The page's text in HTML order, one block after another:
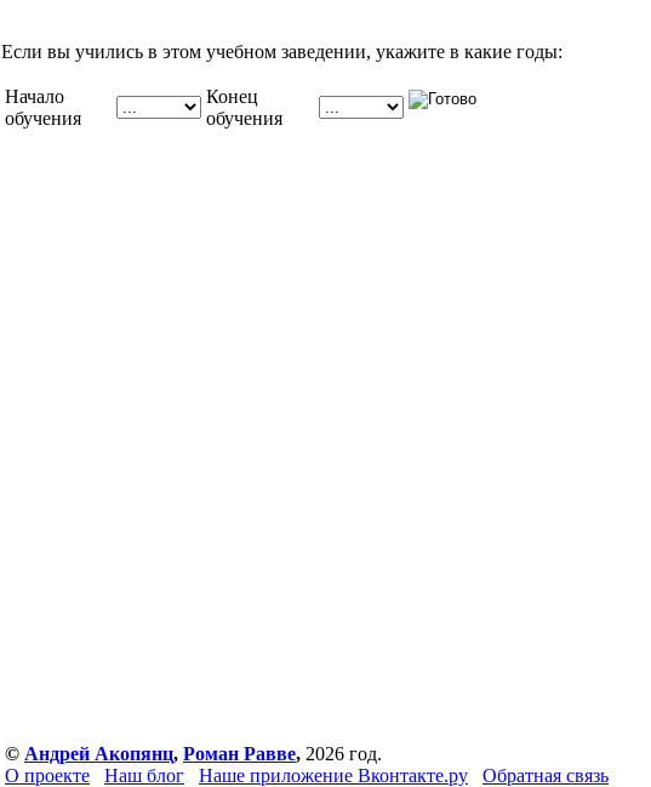
Если вы учились в этом учебном заведении, укажите в какие годы:
Начало
обучения
Конец
обучения
© Андрей Акопянц, Роман Равве, 2026 год.
О проекте
Наш блог Наше приложение Вконтакте.ру Обратная связь